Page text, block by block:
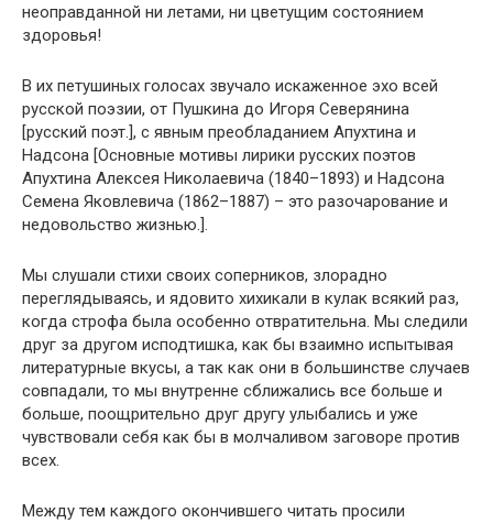
неоправданной ни летами, ни цветущим состоянием
здоровья!
В их петушиных голосах звучало искаженное эхо всей
русской поэзии, от Пушкина до Игоря Северянина
[русский поэт.], с явным преобладанием Апухтина и
Надсона [Основные мотивы лирики русских поэтов
Апухтина Алексея Николаевича (1840–1893) и Надсона
Семена Яковлевича (1862–1887) – это разочарование и
недовольство жизнью.].
Мы слушали стихи своих соперников, злорадно
переглядываясь, и ядовито хихикали в кулак всякий раз,
когда строфа была особенно отвратительна. Мы следили
друг за другом исподтишка, как бы взаимно испытывая
литературные вкусы, а так как они в большинстве случаев
совпадали, то мы внутренне сближались все больше и
больше, поощрительно друг другу улыбались и уже
чувствовали себя как бы в молчаливом заговоре против
всех.
Между тем каждого окончившего читать просили